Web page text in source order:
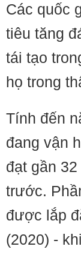
Các quốc
tiêu tăng
tái tạo
họ trong
Tính đến
đang vận
đạt gần
trước.
được lắp
(2020) -